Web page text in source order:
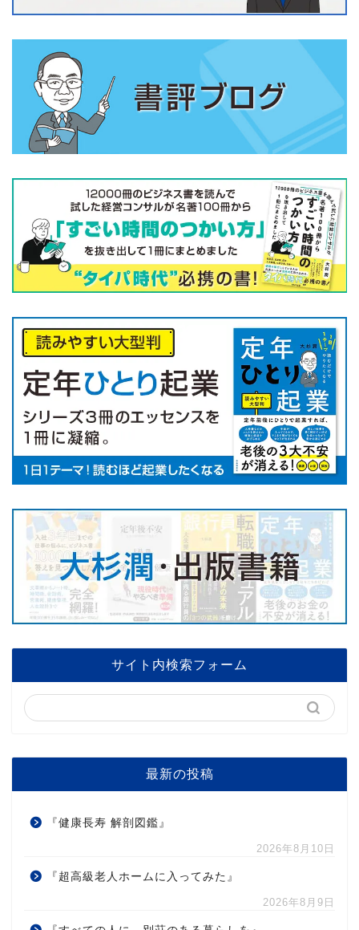
サイト内検索フォーム
最新の投稿
『健康長寿 解剖図鑑』
2026年8月10日
『超高級老人ホームに入ってみた』
2026年8月9日